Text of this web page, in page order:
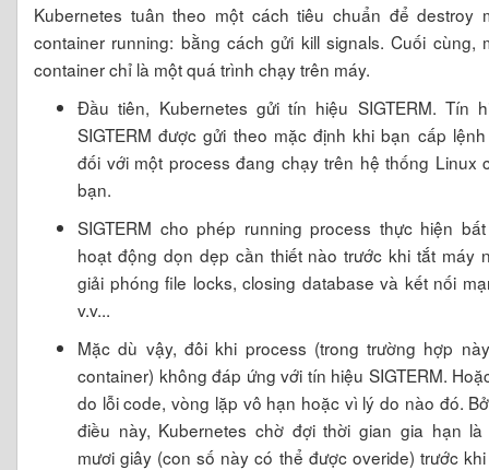
Kubernetes tuân theo một cách tiêu chuẩn để destroy
container running: bằng cách gửi kill signals. Cuối cùng,
container chỉ là một quá trình chạy trên máy.
Đầu tiên, Kubernetes gửi tín hiệu SIGTERM. Tín
SIGTERM được gửi theo mặc định khi bạn cấp
đối với một process đang chạy trên hệ thống Linux
bạn.
SIGTERM cho phép running process thực hiện
hoạt động dọn dẹp cần thiết nào trước khi tắt máy
giải phóng file locks, closing database và kết nối
v.v...
Mặc dù vậy, đôi khi process (trong trường hợp
container) không đáp ứng với tín hiệu SIGTERM.
do lỗi code, vòng lặp vô hạn hoặc vì lý do nào đó.
điều này, Kubernetes chờ đợi thời gian gia hạn
mươi giây (con số này có thể được overide) trước